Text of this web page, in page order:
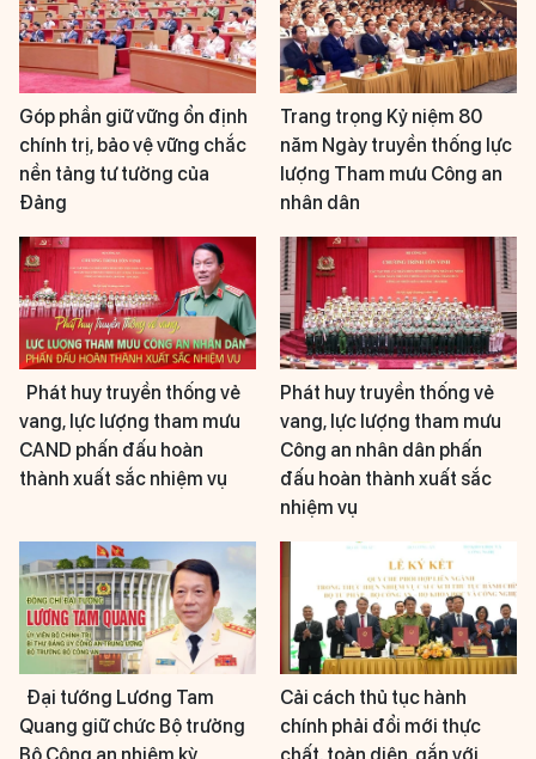
Góp phần giữ vững ổn định
chính trị, bảo vệ vững chắc
nền tảng tư tưởng của
Đảng
Trang trọng Kỷ niệm 80
năm Ngày truyền thống lực
lượng Tham mưu Công an
nhân dân
Phát huy truyền thống vẻ
vang, lực lượng tham mưu
CAND phấn đấu hoàn
thành xuất sắc nhiệm vụ
Phát huy truyền thống vẻ
vang, lực lượng tham mưu
Công an nhân dân phấn
đấu hoàn thành xuất sắc
nhiệm vụ
Đại tướng Lương Tam
Quang giữ chức Bộ trưởng
Cải cách thủ tục hành
chính phải đổi mới thực